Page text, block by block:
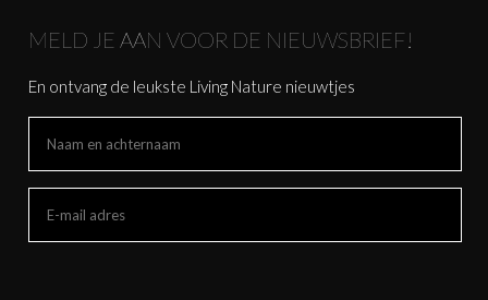
MELD JE AAN VOOR DE NIEUWSBRIEF!
En ontvang de leukste Living Nature nieuwtjes